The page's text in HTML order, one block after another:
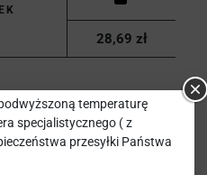
28,69 zł
temperaturę
specjalistycznego ( z
przesyłki Państwa